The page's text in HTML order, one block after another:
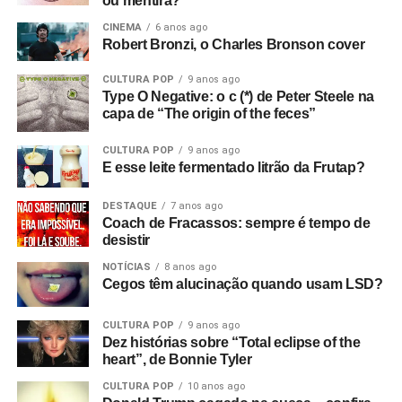
queria filmar a banda. Então, aluguei alguns andaimes e
equipamentos e fiz tudo.
Com que equipamento você filmou?Bom, tudo custou
setenta e duas libras, o que eu achei um absurdo!
a primeira câmera que tive. Usei um filme da Agfa que
lançaram na época, que tinha uma faixa de som, mas
vinha num cartucho silencioso e o som era adicionado
depois, no projetor. Então filmei sem som e gravei o áudio
num gravador de rolo. Era para sincronizar depois, mas
não funcionou! Filmei a vinte e quatro quadros por
segundo, mas só funcionou a dezoito.
Só descobri depois! Filmei tudo com uma câmera e só
tinha dinheiro para três cartuchos. Cerca de nove
depois fiz cortes, tentando não incluir instrumentos para
CINEMA 6 anos ago
Robert Bronzi, o Charles Bronson cover
CULTURA POP 9 anos ago
Type O Negative: o c (*) de Peter Steele na
capa de “The origin of the feces”
CULTURA POP 9 anos ago
E esse leite fermentado litrão da Frutap?
DESTAQUE 7 anos ago
Coach de Fracassos: sempre é tempo de
desistir
NOTÍCIAS 8 anos ago
Cegos têm alucinação quando usam LSD?
CULTURA POP 9 anos ago
Dez histórias sobre “Total eclipse of the
heart”, de Bonnie Tyler
CULTURA POP 10 anos ago